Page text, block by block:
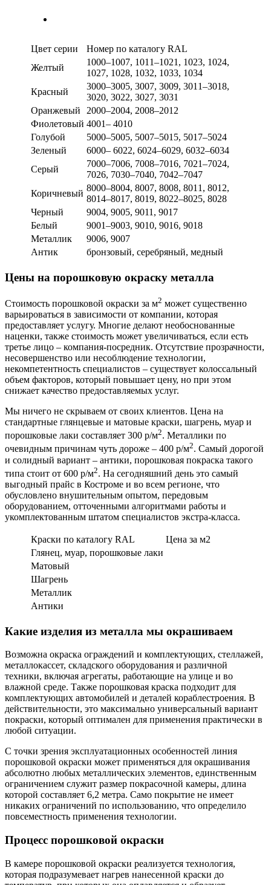
Цвет серии
Номер по каталогу RAL
Желтый
1000–1007, 1011–1021, 1023, 1024,
1027, 1028, 1032, 1033, 1034
Красный
3000–3005, 3007, 3009, 3011–3018,
3020, 3022, 3027, 3031
Оранжевый
2000–2004, 2008–2012
Фиолетовый 4001– 4010
Голубой
5000–5005, 5007–5015, 5017–5024
Зеленый
6000– 6022, 6024–6029, 6032–6034
Серый
7000–7006, 7008–7016, 7021–7024,
7026, 7030–7040, 7042–7047
Коричневый
8000–8004, 8007, 8008, 8011, 8012,
8014–8017, 8019, 8022–8025, 8028
Черный
9004, 9005, 9011, 9017
Белый
9001–9003, 9010, 9016, 9018
Металлик
9006, 9007
Антик
бронзовый, серебряный, медный
Цены на порошковую окраску металла
Стоимость порошковой окраски за м2 может существенно
варьироваться в зависимости от компании, которая
предоставляет услугу. Многие делают необоснованные
наценки, также стоимость может увеличиваться, если есть
третье лицо – компания-посредник. Отсутствие прозрачности,
несовершенство или несоблюдение технологии,
некомпетентность специалистов – существует колоссальный
объем факторов, который повышает цену, но при этом
снижает качество предоставляемых услуг.
Мы ничего не скрываем от своих клиентов. Цена на
стандартные глянцевые и матовые краски, шагрень, муар и
порошковые лаки составляет 300 р/м2. Металлики по
очевидным причинам чуть дороже – 400 р/м2. Самый дорогой
и солидный вариант – антики, порошковая покраска такого
типа стоит от 600 р/м2. На сегодняшний день это самый
выгодный прайс в Костроме и во всем регионе, что
обусловлено внушительным опытом, передовым
оборудованием, отточенными алгоритмами работы и
укомплектованным штатом специалистов экстра-класса.
Краски по каталогу RAL
Цена за м2
Глянец, муар, порошковые лаки
Матовый
Шагрень
Металлик
Антики
Какие изделия из металла мы окрашиваем
Возможна окраска ограждений и комплектующих, стеллажей,
металлокассет, складского оборудования и различной
техники, включая агрегаты, работающие на улице и во
влажной среде. Также порошковая краска подходит для
комплектующих автомобилей и деталей кораблестроения. В
действительности, это максимально универсальный вариант
покраски, который оптимален для применения практически в
любой ситуации.
С точки зрения эксплуатационных особенностей линия
порошковой окраски может применяться для окрашивания
абсолютно любых металлических элементов, единственным
ограничением служит размер покрасочной камеры, длина
которой составляет 6,2 метра. Само покрытие не имеет
никаких ограничений по использованию, что определило
повсеместность применения технологии.
Процесс порошковой окраски
В камере порошковой окраски реализуется технология,
которая подразумевает нагрев нанесенной краски до